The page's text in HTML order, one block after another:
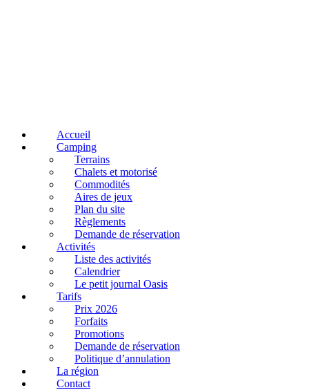
Accueil
Camping
Terrains
Chalets et motorisé
Commodités
Aires de jeux
Plan du site
Règlements
Demande de réservation
Activités
Liste des activités
Calendrier
Le petit journal Oasis
Tarifs
Prix 2026
Forfaits
Promotions
Demande de réservation
Politique d’annulation
La région
Contact